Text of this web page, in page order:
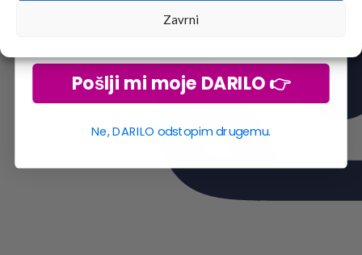
Zavrni
Pošlji mi moje DARILO 👉
Ne, DARILO odstopim drugemu.